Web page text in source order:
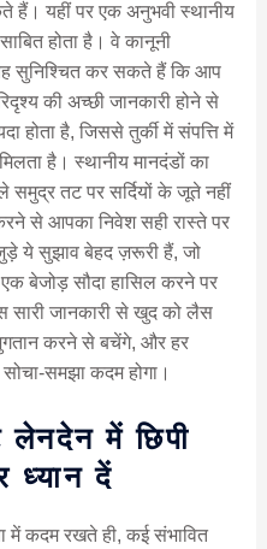
हैं। यहीं पर एक अनुभवी स्थानीय
होता है। वे कानूनी
सुनिश्चित कर सकते हैं कि आप
की अच्छी जानकारी होने से
होता है, जिससे तुर्की में संपत्ति में
है। स्थानीय मानदंडों का
तट पर सर्दियों के जूते नहीं
से आपका निवेश सही रास्ते पर
ये सुझाव बेहद ज़रूरी हैं, जो
बेजोड़ सौदा हासिल करने पर
सारी जानकारी से खुद को लैस
करने से बचेंगे, और हर
समझा कदम होगा।
लेनदेन में छिपी
ध्यान दें
में कदम रखते ही, कई संभावित